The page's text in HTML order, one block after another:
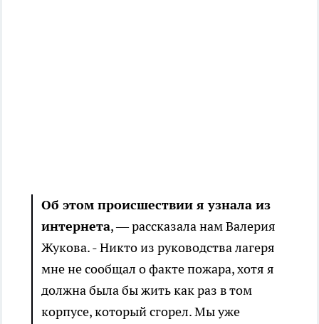
Об этом происшествии я узнала из
интернета, — рассказала нам Валерия
Жукова. - Никто из руководства лагеря
мне не сообщал о факте пожара, хотя я
должна была бы жить как раз в том
корпусе, который сгорел. Мы уже